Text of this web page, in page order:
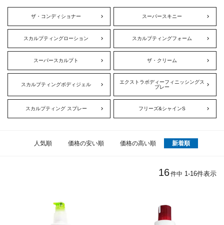
ザ・コンディショナー スーパースキニー
スカルプティングローション スカルプティングフォーム
スーパースカルプト ザ・クリーム
スカルプティングボディジェル
エクストラボディーフィニッシングス
プレー
スカルプティング スプレー フリーズ&シャインS
人気順 価格の安い順 価格の高い順 新着順
16件中 1-16件表示